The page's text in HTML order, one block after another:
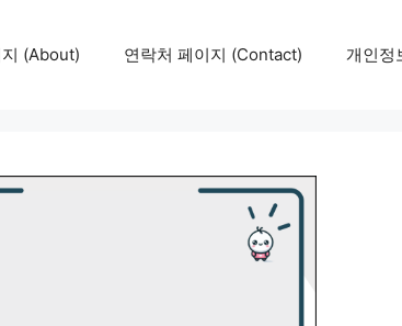
(About) 연락처 페이지 (Contact) 개인정